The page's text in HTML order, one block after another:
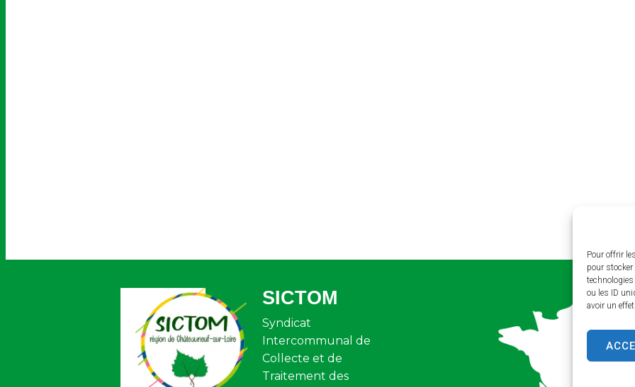
Pour offrir
pour
ou les ID
avoir un
SICTOM
Syndicat
Intercommunal de
Collecte et de
Traitement des